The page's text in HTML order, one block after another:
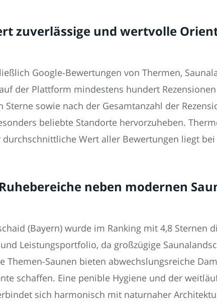
zuverlässige und wertvolle
Google-Bewertungen von Thermen,
der Plattform mindestens hundert
sowie nach der Gesamtanzahl der
beliebte Standorte hervorzuheben.
Wert aller Bewertungen liegt
neben modernen
(Bayern) wurde im Ranking mit 4,8 Sternen
Leistungsportfolio, da großzügige
Saunen bieten abwechslungsreiche
schaffen. Eine penible Hygiene und der
sich harmonisch mit naturnaher